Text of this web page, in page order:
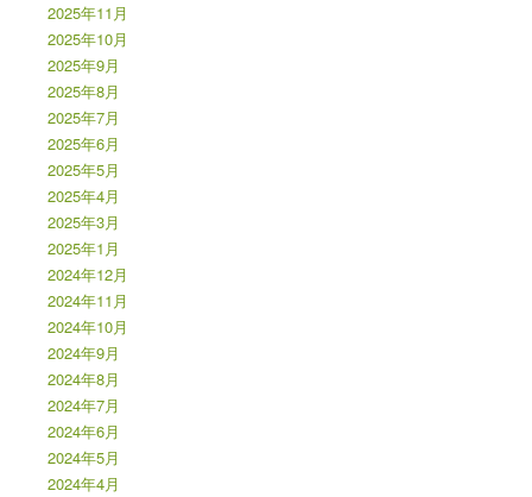
2025年11月
2025年10月
2025年9月
2025年8月
2025年7月
2025年6月
2025年5月
2025年4月
2025年3月
2025年1月
2024年12月
2024年11月
2024年10月
2024年9月
2024年8月
2024年7月
2024年6月
2024年5月
2024年4月